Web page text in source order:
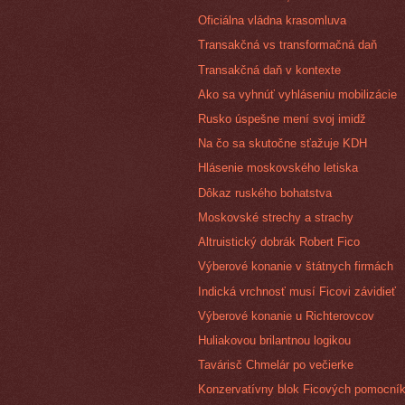
Oficiálna vládna krasomluva
Transakčná vs transformačná daň
Transakčná daň v kontexte
Ako sa vyhnúť vyhláseniu mobilizácie
Rusko úspešne mení svoj imidž
Na čo sa skutočne sťažuje KDH
Hlásenie moskovského letiska
Dôkaz ruského bohatstva
Moskovské strechy a strachy
Altruistický dobrák Robert Fico
Výberové konanie v štátnych firmách
Indická vrchnosť musí Ficovi závidieť
Výberové konanie u Richterovcov
Huliakovou brilantnou logikou
Tavárisč Chmelár po večierke
Konzervatívny blok Ficových